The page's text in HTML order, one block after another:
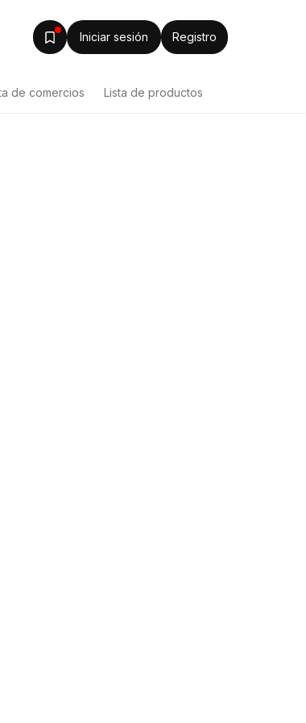
Iniciar sesión Registro
de comercios Lista de productos